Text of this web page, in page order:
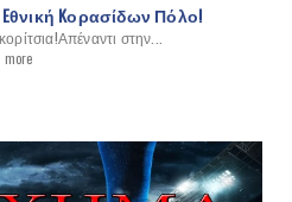
Eθνική Kορασίδων Πόλο!
στην...
more